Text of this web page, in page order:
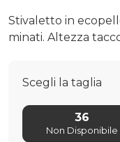
Stivaletto in
minati. Altezza
Scegli la taglia
36